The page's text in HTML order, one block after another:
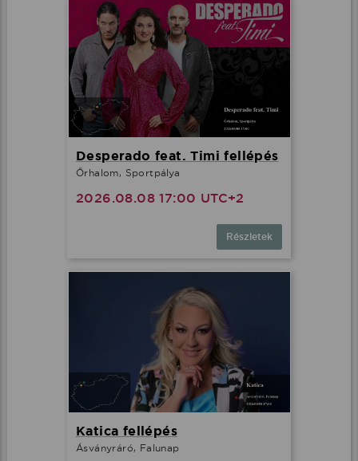
Desperado feat. Timi fellépés
Őrhalom, Sportpálya
2026.08.08 17:00 UTC+2
Részletek
Katica fellépés
Ásványráró, Falunap